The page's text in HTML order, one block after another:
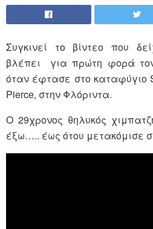
Συγκινεί το βίντεο που
βλέπει για πρώτη φορά
όταν έφτασε στο καταφύγιο
Pierce, στην Φλόριντα.
Ο 29χρονος θηλυκός
έξω….. έως ότου μετακόμισε